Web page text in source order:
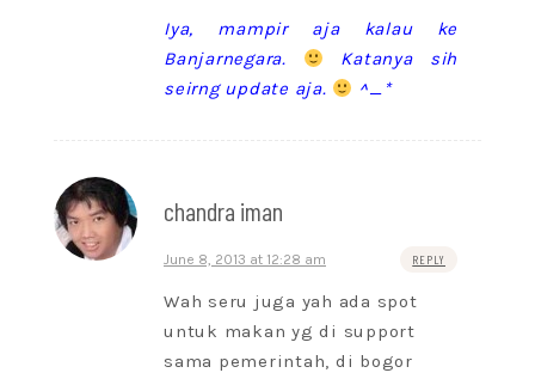
Iya, mampir aja kalau ke
Banjarnegara.
Katanya sih
seirng update aja.
^_*
chandra iman
June 8, 2013 at 12:28 am REPLY
Wah seru juga yah ada spot
untuk makan yg di support
sama pemerintah, di bogor